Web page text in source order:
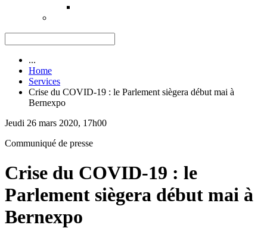
...
Home
Services
Crise du COVID-19 : le Parlement siègera début mai à
Bernexpo
Jeudi 26 mars 2020, 17h00
Communiqué de presse
Crise du COVID-19 : le
Parlement siègera début mai à
Bernexpo